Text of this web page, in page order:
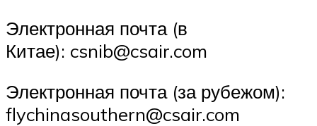
Электронная почта (в
Китае): csnib@csair.com
Электронная почта (за рубежом):
flychinasouthern@csair.com